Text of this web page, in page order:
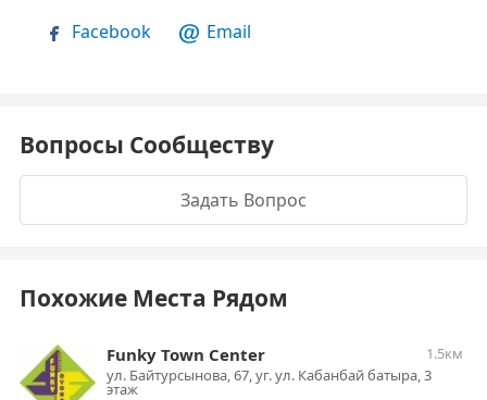
Facebook
Email
Вопросы Сообществу
Задать Вопрос
Похожие Места Рядом
Funky Town Center
1.5км
ул. Байтурсынова, 67, уг. ул. Кабанбай батыра, 3
этаж